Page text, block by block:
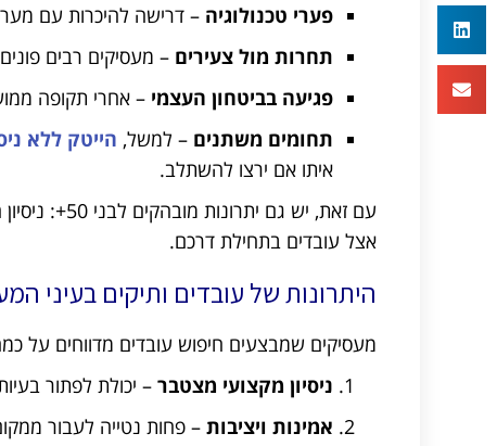
פערי טכנולוגיה – דרישה להיכרות עם
תחרות מול צעירים – מעסיקים רבים
פגיעה בביטחון העצמי – אחרי תקופה
תחומים משתנים – למשל, הייטק ללא
איתו אם ירצו להשתלב.
עם זאת, יש
אצל עובדים בתחילת דרכם.
היתרונות של עובדים ותיקים בעיני
מעסיקים שמבצעים חיפוש עובדים מדווחים על כמה
ניסיון מקצועי מצטבר– יכולת לפתור
אמינות ויציבות– פחות נטייה לעבור